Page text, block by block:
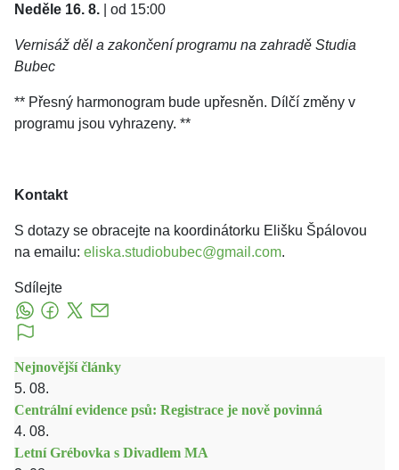
Neděle 16. 8. | od 15:00
Vernisáž děl a zakončení programu na zahradě Studia
Bubec
** Přesný harmonogram bude upřesněn. Dílčí změny v
programu jsou vyhrazeny. **
Kontakt
S dotazy se obracejte na koordinátorku Elišku Špálovou
na emailu: eliska.studiobubec@gmail.com.
Sdílejte
Nejnovější články
5. 08.
Centrální evidence psů: Registrace je nově povinná
4. 08.
Letní Grébovka s Divadlem MA